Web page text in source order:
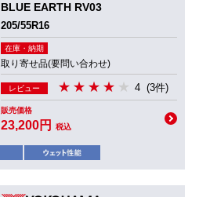
BLUE EARTH RV03
205/55R16
在庫・納期
取り寄せ品(要問い合わせ)
レビュー 4 (3件)
販売価格
23,200円 税込